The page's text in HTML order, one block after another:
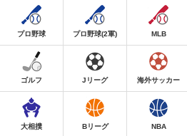
プロ野球 プロ野球(2軍) MLB
ゴルフ Jリーグ 海外サッカー
大相撲 Bリーグ NBA